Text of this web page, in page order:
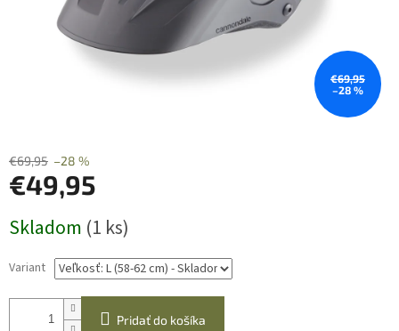
€69,95
–28 %
€69,95 –28 %
€49,95
cena:
Skladom (1 ks)
Variant
Pridať do košíka